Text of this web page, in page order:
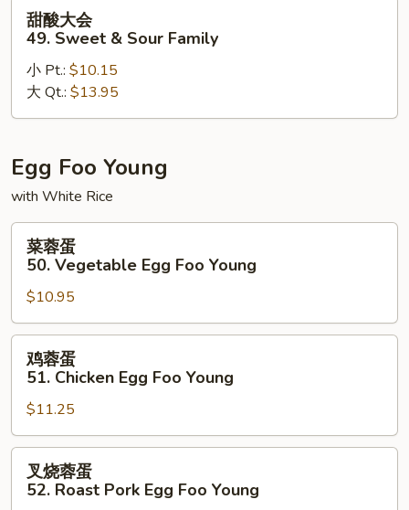
Shrimp
49.
Sweet
Sour
Family
甜酸大会
49. Sweet & Sour Family
小 Pt.: $10.15
大 Qt.: $13.95
Egg Foo Young
with White Rice
50.
Vegetable
Egg
Foo
Young
菜蓉蛋
50. Vegetable Egg Foo Young
$10.95
51.
Chicken
Egg
Foo
Young
鸡蓉蛋
51. Chicken Egg Foo Young
$11.25
叉烧蓉蛋
52. Roast Pork Egg Foo Young